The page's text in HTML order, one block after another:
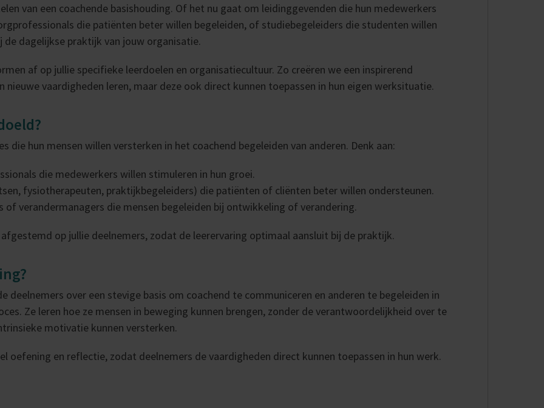
van een coachende basishouding. Of het nu gaat om leidinggevenden die hun medewerkers
die patiënten beter willen begeleiden, of studiebegeleiders die studenten willen
dagelijkse praktijk van jouw organisatie.
af op jullie specifieke leerdoelen en organisatiecultuur. Zo creëren we een inspirerend
vaardigheden leren, maar deze ook direct kunnen toepassen in hun eigen werksituatie.
die hun mensen willen versterken in het coachend begeleiden van anderen. Denk aan:
die medewerkers willen stimuleren in hun groei.
fysiotherapeuten, praktijkbegeleiders) die patiënten of cliënten beter willen ondersteunen.
of verandermanagers die mensen begeleiden bij ontwikkeling of verandering.
op jullie deelnemers, zodat de leerervaring optimaal aansluit bij de praktijk.
deelnemers over een stevige basis om coachend te communiceren en anderen te begeleiden in
Ze leren hoe ze mensen in beweging kunnen brengen, zonder de verantwoordelijkheid over te
motivatie kunnen versterken.
oefening en reflectie, zodat deelnemers de vaardigheden direct kunnen toepassen in hun werk.